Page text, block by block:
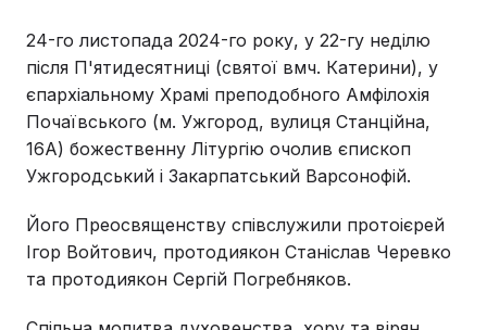
24-го листопада 2024-го року, у 22-гу неділю
після П'ятидесятниці (святої вмч. Катерини), у
єпархіальному Храмі преподобного Амфілохія
Почаївського (м. Ужгород, вулиця Станційна,
16А) божественну Літургію очолив єпископ
Ужгородський і Закарпатський Варсонофій.
Його Преосвященству співслужили протоієрей
Ігор Войтович, протодиякон Станіслав Черевко
та протодиякон Сергій Погребняков.